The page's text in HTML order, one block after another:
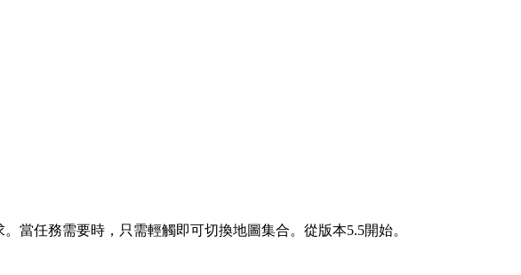
任務需要時，只需輕觸即可切換地圖集合。從版本5.5開始。